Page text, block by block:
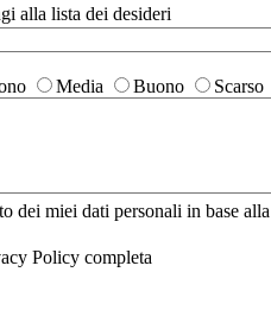
alla lista dei desideri
Media Buono Scarso
dei miei dati personali in base alla
Policy completa